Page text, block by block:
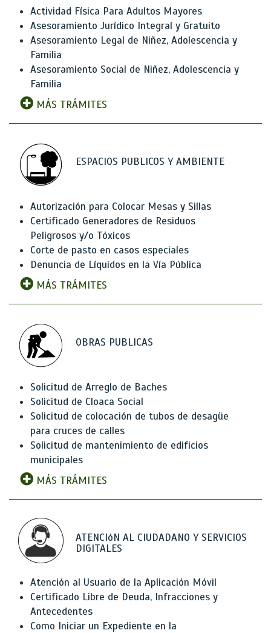
Actividad Física Para Adultos Mayores
Asesoramiento Jurídico Integral y Gratuito
Asesoramiento Legal de Niñez, Adolescencia y
Familia
Asesoramiento Social de Niñez, Adolescencia y
Familia
MÁS TRÁMITES
ESPACIOS PUBLICOS Y AMBIENTE
Autorización para Colocar Mesas y Sillas
Certificado Generadores de Residuos
Peligrosos y/o Tóxicos
Corte de pasto en casos especiales
Denuncia de Líquidos en la Vía Pública
MÁS TRÁMITES
OBRAS PUBLICAS
Solicitud de Arreglo de Baches
Solicitud de Cloaca Social
Solicitud de colocación de tubos de desagüe
para cruces de calles
Solicitud de mantenimiento de edificios
municipales
MÁS TRÁMITES
ATENCIóN AL CIUDADANO Y SERVICIOS
DIGITALES
Atención al Usuario de la Aplicación Móvil
Certificado Libre de Deuda, Infracciones y
Antecedentes
Como Iniciar un Expediente en la